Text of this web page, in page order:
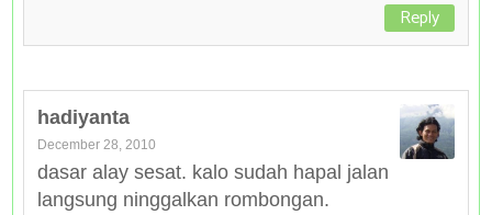
Reply
hadiyanta
December 28, 2010
dasar alay sesat. kalo sudah hapal jalan
langsung ninggalkan rombongan.